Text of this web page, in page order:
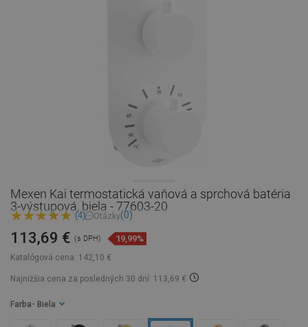
Mexen Kai termostatická vaňová a sprchová batéria
3-výstupová, biela - 77603-20
(4) Otázky(0)
Katalógová cena: 142,10 €
113,69 € (s DPH) 19,99%
Najnižšia cena za posledných 30 dní: 113,69 €
Farba - Biela